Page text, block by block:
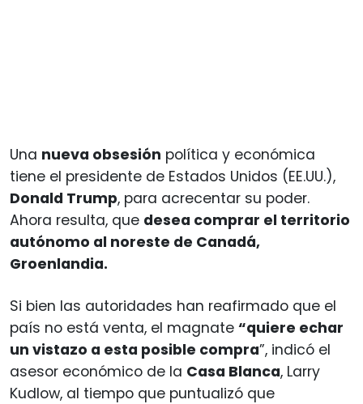
Una nueva obsesión política y económica
tiene el presidente de Estados Unidos (EE.UU.),
Donald Trump, para acrecentar su poder.
Ahora resulta, que desea comprar el territorio
autónomo al noreste de Canadá,
Groenlandia.
Si bien las autoridades han reafirmado que el
país no está venta, el magnate “quiere echar
un vistazo a esta posible compra”, indicó el
asesor económico de la Casa Blanca, Larry
Kudlow, al tiempo que puntualizó que